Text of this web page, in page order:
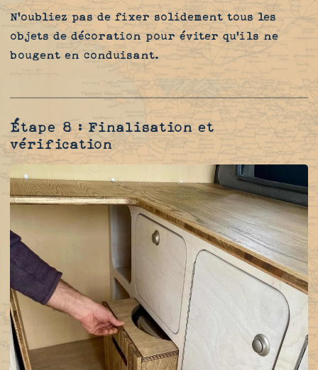
N'oubliez pas de fixer solidement tous les
objets de décoration pour éviter qu'ils ne
bougent en conduisant.
Étape 8 : Finalisation et
vérification